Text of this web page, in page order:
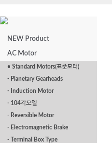
NEW Product
AC Motor
• Standard Motors(표준모터)
- Planetary Gearheads
- Induction Motor
- 104각모델
- Reversible Motor
- Electromagnetic Brake
- Terminal Box Type